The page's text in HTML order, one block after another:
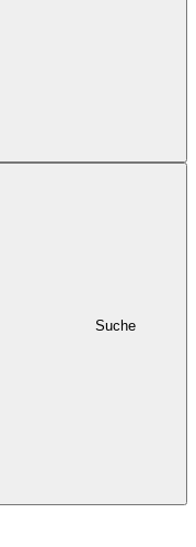
Suche